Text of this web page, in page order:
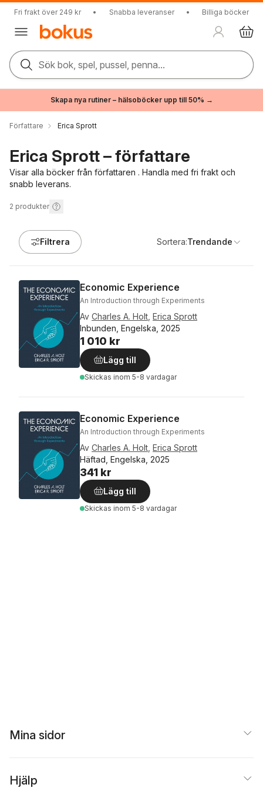
Fri frakt över 249 kr • Snabba leveranser • Billiga böcker
Sök bok, spel, pussel, penna...
Skapa nya rutiner – hälsoböcker upp till 50% →
Författare Erica Sprott
Erica Sprott – författare
Visar alla böcker från författaren . Handla med fri frakt och
snabb leverans.
2 produkter
Filtrera Sortera:Trendande
Economic Experience
An Introduction through Experiments
Av Charles A. Holt Erica Sprott
Inbunden, Engelska, 2025
1 010 kr
Lägg till
Skickas inom 5-8 vardagar
Economic Experience
An Introduction through Experiments
Av Charles A. Holt Erica Sprott
Häftad, Engelska, 2025
341 kr
Lägg till
Skickas inom 5-8 vardagar
Mina sidor
Hjälp